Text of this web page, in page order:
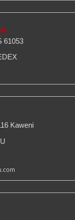
61053
Kaweni